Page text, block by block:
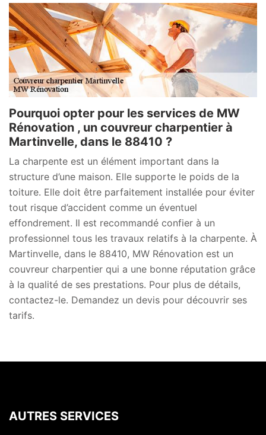
Pourquoi opter pour les services de MW
Rénovation , un couvreur charpentier à
Martinvelle, dans le 88410 ?
La charpente est un élément important dans la
structure d’une maison. Elle supporte le poids de la
toiture. Elle doit être parfaitement installée pour éviter
tout risque d’accident comme un éventuel
effondrement. Il est recommandé confier à un
professionnel tous les travaux relatifs à la charpente. À
Martinvelle, dans le 88410, MW Rénovation est un
couvreur charpentier qui a une bonne réputation grâce
à la qualité de ses prestations. Pour plus de détails,
contactez-le. Demandez un devis pour découvrir ses
tarifs.
AUTRES SERVICES